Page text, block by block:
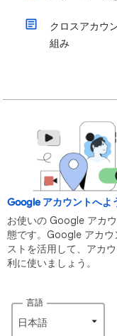
クロスアカウ
組み
Google アカウントへよ
お使いの Google アカ
態です。Google アカウ
ストを活用して、アカ
利に使いましょう。
言語
日本語‎